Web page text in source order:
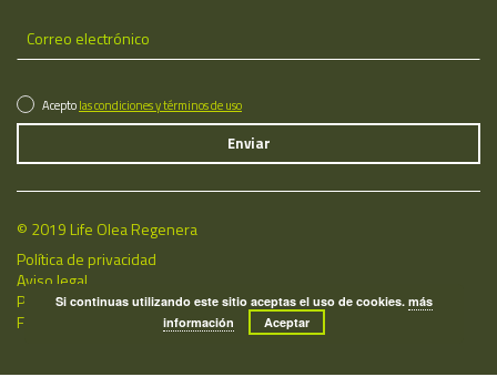
Aceptolas condiciones y términos de uso
© 2019 Life Olea Regenera
Política de privacidad
Aviso legal
Política de cookies
Fecha de última actualización: 07/08/2026
Si continuas utilizando este sitio aceptas el uso de cookies.más
información
Aceptar